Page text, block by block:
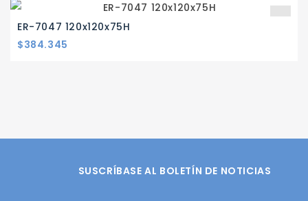
ER-7047 120x120x75H
Precio
$384.345
SUSCRÍBASE AL BOLETÍN DE NOTICIAS